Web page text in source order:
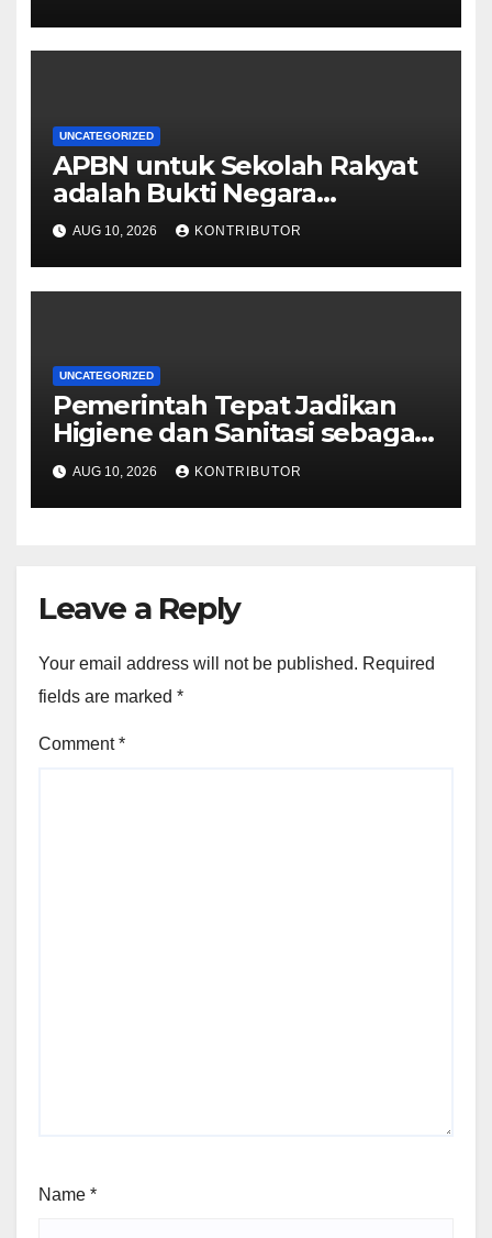
UNCATEGORIZED
APBN untuk Sekolah Rakyat
adalah Bukti Negara
Berpihak pada Mobilitas
Sosial
AUG 10, 2026 KONTRIBUTOR
UNCATEGORIZED
Pemerintah Tepat Jadikan
Higiene dan Sanitasi sebagai
Syarat Mutlak MBG
AUG 10, 2026 KONTRIBUTOR
Leave a Reply
Your email address will not be published. Required
fields are marked *
Comment*
Name *